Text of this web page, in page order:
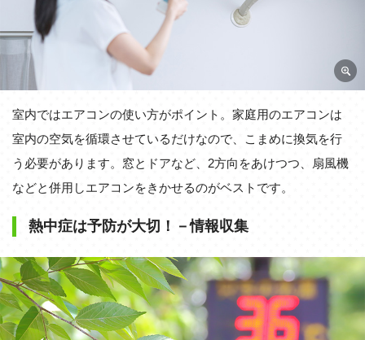
室内ではエアコンの使い方がポイント。家庭用のエアコンは
室内の空気を循環させているだけなので、こまめに換気を行
う必要があります。窓とドアなど、2方向をあけつつ、扇風機
などと併用しエアコンをきかせるのがベストです。
熱中症は予防が大切！－情報収集